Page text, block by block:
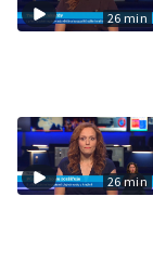
26 min
26 min